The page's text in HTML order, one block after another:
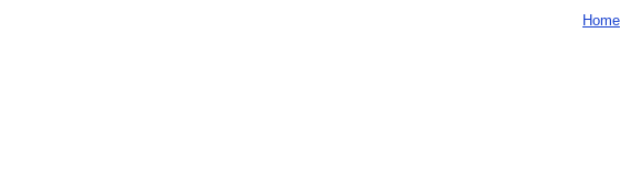
Home